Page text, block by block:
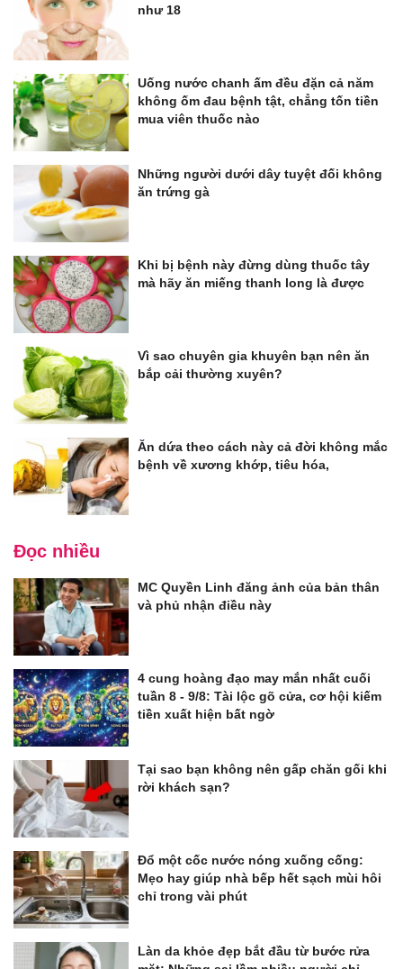
như 18
Uống nước chanh ấm đều đặn cả năm
không ốm đau bệnh tật, chẳng tốn tiền
mua viên thuốc nào
Những người dưới dây tuyệt đối không
ăn trứng gà
Khi bị bệnh này đừng dùng thuốc tây
mà hãy ăn miếng thanh long là được
Vì sao chuyên gia khuyên bạn nên ăn
bắp cải thường xuyên?
Ăn dứa theo cách này cả đời không mắc
bệnh về xương khớp, tiêu hóa,
Đọc nhiều
MC Quyền Linh đăng ảnh của bản thân
và phủ nhận điều này
4 cung hoàng đạo may mắn nhất cuối
tuần 8 - 9/8: Tài lộc gõ cửa, cơ hội kiếm
tiền xuất hiện bất ngờ
Tại sao bạn không nên gấp chăn gối khi
rời khách sạn?
Đổ một cốc nước nóng xuống cống:
Mẹo hay giúp nhà bếp hết sạch mùi hôi
chỉ trong vài phút
Làn da khỏe đẹp bắt đầu từ bước rửa